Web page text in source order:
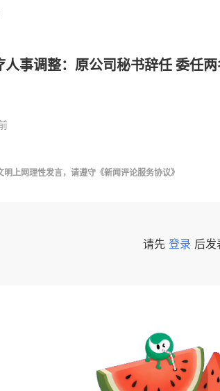
人事调整：原公司秘书辞任 委任
明上网理性发言，请遵守 《新闻评论服务协议》
请先 登录 后发